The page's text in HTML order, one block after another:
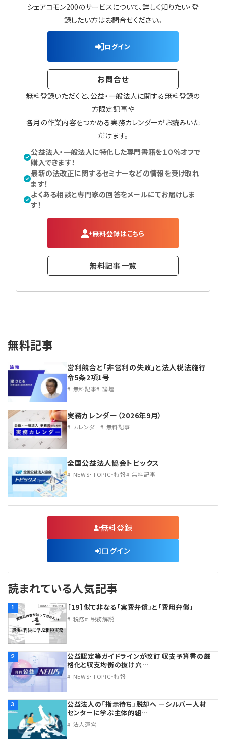
シェアコモン200のサービスについて、詳しく知りたい・登
録したい方はお問合せください。
ログイン
お問合せ
無料登録いただくと、公益・一般法人に関する無料登録の
方限定記事や
各月の作業内容をつかめる実務カレンダーがお読みいた
だけます。
公益法人・一般法人に特化した専門書籍を１０％オフで
購入できます！
最新の法改正に関するセミナーなどの情報を受け取れ
ます！
よくある相談と専門家の回答をメールにてお届けしま
す！
無料登録はこちら
無料記事一覧
無料記事
営利競合と｢非営利の失敗｣と法人税法施行
令5条2項1号
無料記事 論壇
実務カレンダー（2026年9月）
カレンダー 無料記事
全国公益法人協会トピックス
NEWS・TOPIC・特報 無料記事
無料登録
ログイン
読まれている人気記事
1 ［19］似て非なる「実費弁償」と「費用弁償」
税務 税務解説
2
公益認定等ガイドラインが改訂 収支予算書の厳
格化と収支均衡の抜け穴…
NEWS・TOPIC・特報
3
公益法人の「指示待ち」脱却へ ―シルバー人材
センターに学ぶ主体的組…
法人運営